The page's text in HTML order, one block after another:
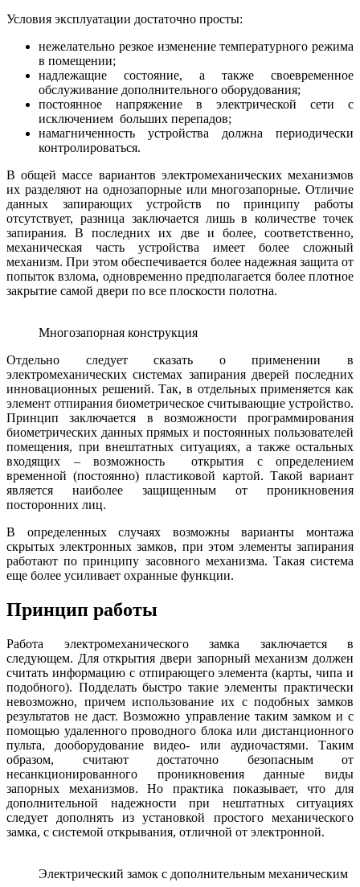
Условия эксплуатации достаточно просты:
нежелательно резкое изменение температурного режима
в помещении;
надлежащие состояние, а также своевременное
обслуживание дополнительного оборудования;
постоянное напряжение в электрической сети с
исключением больших перепадов;
намагниченность устройства должна периодически
контролироваться.
В общей массе вариантов электромеханических механизмов
их разделяют на однозапорные или многозапорные. Отличие
данных запирающих устройств по принципу работы
отсутствует, разница заключается лишь в количестве точек
запирания. В последних их две и более, соответственно,
механическая часть устройства имеет более сложный
механизм. При этом обеспечивается более надежная защита от
попыток взлома, одновременно предполагается более плотное
закрытие самой двери по все плоскости полотна.
Многозапорная конструкция
Отдельно следует сказать о применении в
электромеханических системах запирания дверей последних
инновационных решений. Так, в отдельных применяется как
элемент отпирания биометрическое считывающие устройство.
Принцип заключается в возможности программирования
биометрических данных прямых и постоянных пользователей
помещения, при внештатных ситуациях, а также остальных
входящих – возможность открытия с определением
временной (постоянно) пластиковой картой. Такой вариант
является наиболее защищенным от проникновения
посторонних лиц.
В определенных случаях возможны варианты монтажа
скрытых электронных замков, при этом элементы запирания
работают по принципу засовного механизма. Такая система
еще более усиливает охранные функции.
Принцип работы
Работа электромеханического замка заключается в
следующем. Для открытия двери запорный механизм должен
считать информацию с отпирающего элемента (карты, чипа и
подобного). Подделать быстро такие элементы практически
невозможно, причем использование их с подобных замков
результатов не даст. Возможно управление таким замком и с
помощью удаленного проводного блока или дистанционного
пульта, дооборудование видео- или аудиочастями. Таким
образом, считают достаточно безопасным от
несанкционированного проникновения данные виды
запорных механизмов. Но практика показывает, что для
дополнительной надежности при нештатных ситуациях
следует дополнять из установкой простого механического
замка, с системой открывания, отличной от электронной.
Электрический замок с дополнительным механическим